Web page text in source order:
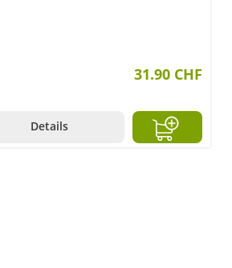
31.90 CHF
Details